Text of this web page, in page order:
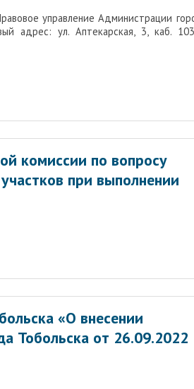
управление Администрации
адрес: ул. Аптекарская, 3, каб.
комиссии по вопросу
при выполнении
«О внесении
Тобольска от 26.09.2022